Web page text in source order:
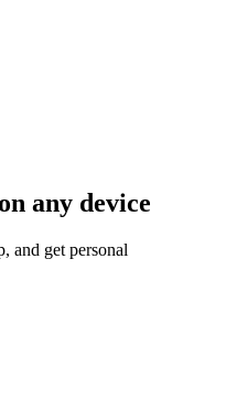
any device
and get personal